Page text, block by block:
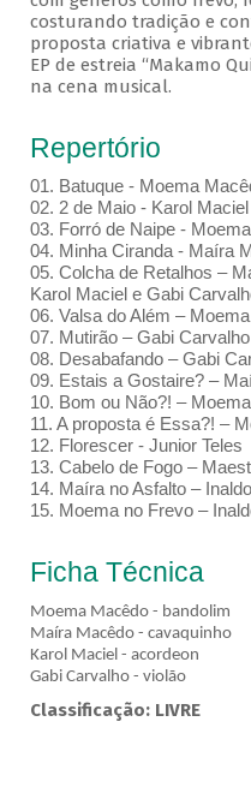
costurando tradição e
proposta criativa e
EP de estreia “Makamo
na cena musical.
Repertório
01. Batuque - Moema
02. 2 de Maio - Karol Maciel
03. Forró de Naipe -
04. Minha Ciranda - Maíra
05. Colcha de Retalhos –
Karol Maciel e Gabi
06. Valsa do Além –
07. Mutirão – Gabi
08. Desabafando – Gabi
09. Estais a Gostaire? –
10. Bom ou Não?! –
11. A proposta é Essa?! –
12. Florescer - Junior Teles
13. Cabelo de Fogo –
14. Maíra no Asfalto –
15. Moema no Frevo –
Ficha Técnica
Moema Macêdo - bandolim
Maíra Macêdo - cavaquinho
Karol Maciel - acordeon
Gabi Carvalho - violão
Classificação: LIVRE